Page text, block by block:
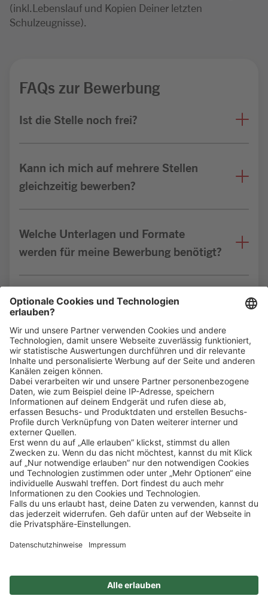
(inkl.Lebenslauf und Kopien Deiner letzten
Schulzeugnisse).
FAQs zur Bewerbung
Ist die Stelle noch frei?
Kann ich mich auf mehrere Stellen
gleichzeitig bewerben?
Welche Unterlagen und Formate
werden für meine Bewerbung benötigt?
Bin ich für die Stelle geeignet?
Klickehier, um alle offenen Jobs zu sehen.
Impressum Datenschutz
Privatsphäre-Einstellungen
FAQ
Veranstaltungen
Sitemap